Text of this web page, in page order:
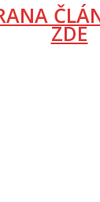
ZDE